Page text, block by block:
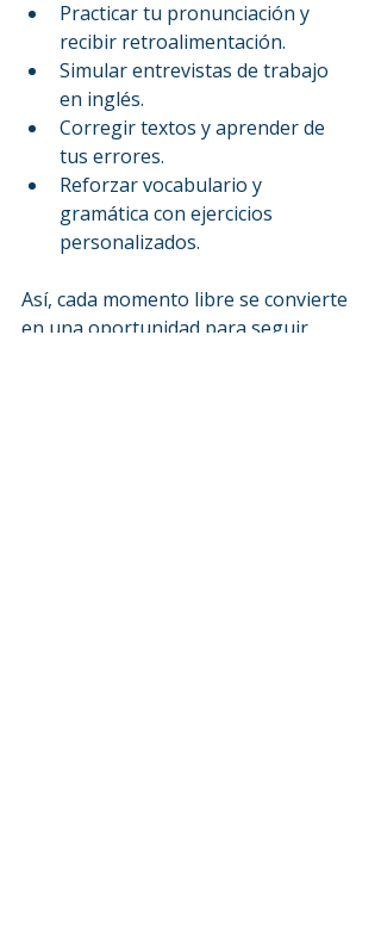
Practicar tu pronunciación y
recibir retroalimentación.
Simular entrevistas de trabajo
en inglés.
Corregir textos y aprender de
tus errores.
Reforzar vocabulario y
gramática con ejercicios
personalizados.
Así, cada momento libre se convierte
en una oportunidad para seguir